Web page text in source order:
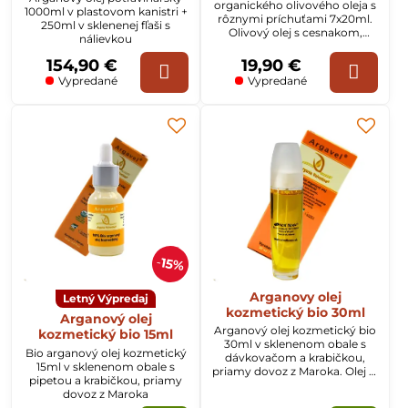
1000ml v plastovom kanistri +
250ml v sklenenej fľaši s
nálievkou
Vypredané
154,90 €
organického olivového oleja s
rôznymi príchuťami 7x20ml.
Olivový olej s cesnakom,
hríbami a čokoládou.
Vypredané
19,90 €
15%
Letný Výpredaj
Arganový olej
kozmetický bio 15ml
Bio arganový olej kozmetický
15ml v sklenenom obale s
pipetou a krabičkou, priamy
dovoz z Maroka
Arganovy olej
kozmetický bio 30ml
Arganový olej kozmetický bio
30ml v sklenenom obale s
dávkovačom a krabičkou,
priamy dovoz z Maroka. Olej je